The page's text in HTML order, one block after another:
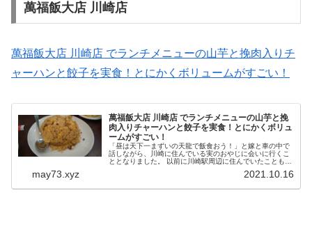
萬福飯大店 川崎店
萬福飯大店 川崎店 でランチメニューの山芋と挽肉入りチ
ャーハンと餃子を実食！とにかくボリュームがすごい！
萬福飯大店 川崎店 でランチメニューの山芋と挽
肉入りチャーハンと餃子を実食！とにかくボリュ
ームがすごい！
「昼は天下一まずいの天龍で飯食おう！」と嫁と車の中で
話しながら、川崎に住んでいる実のおやじに会いに行くこ
ととなりました。 以前に川崎駅周辺に住んでいたこともあ
may73.xyz 2021.10.16